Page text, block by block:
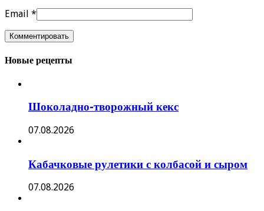
Email *
Новые рецепты
Шоколадно-творожный кекс
07.08.2026
Кабачковые рулетики с колбасой и сыром
07.08.2026